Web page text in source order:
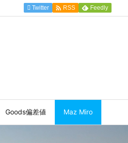
Goods偏差値 Maz Miro
Twitter  RSS Feedly